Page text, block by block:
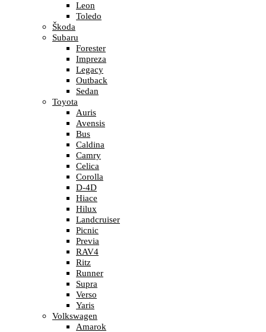
Leon
Toledo
Škoda
Subaru
Forester
Impreza
Legacy
Outback
Sedan
Toyota
Auris
Avensis
Bus
Caldina
Camry
Celica
Corolla
D-4D
Hiace
Hilux
Landcruiser
Picnic
Previa
RAV4
Ritz
Runner
Supra
Verso
Yaris
Volkswagen
Amarok